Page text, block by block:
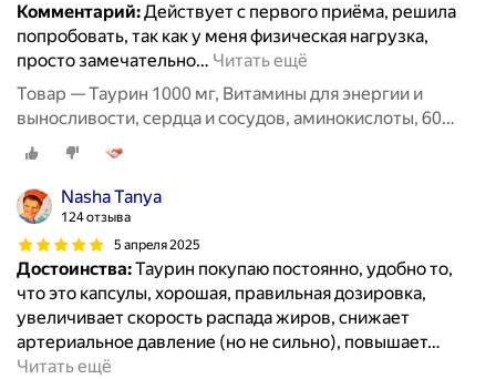
Комментарий:Действует с первого приёма, решила
попробовать, так как у меня физическая нагрузка,
просто замечательно… Читать ещё
Товар — Таурин 1000 мг, Витамины для энергии и
выносливости, сердца и сосудов, аминокислоты, 60
капсул / MedCraft
Nasha Tanya
124 отзыва
5 апреля 2025
Достоинства:Таурин покупаю постоянно, удобно то,
что это капсулы, хорошая, правильная дозировка,
увеличивает скорость распада жиров, снижает
артериальное давление (но не сильно), повышает…
Читать ещё